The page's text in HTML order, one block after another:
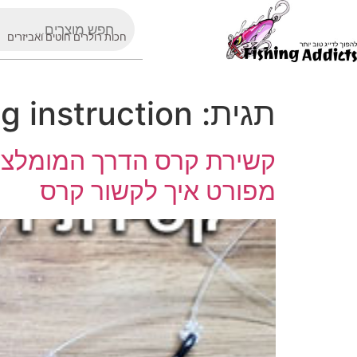
חכות רולרים חוטים ואביזרים
תגית: instruction
קשירת קרס הדרך
מפורט איך לקשור קרס